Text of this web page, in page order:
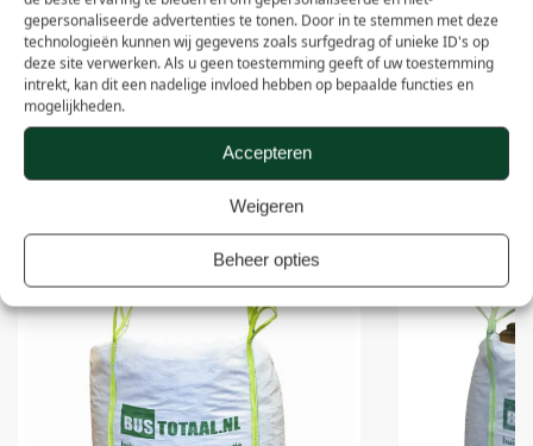
gepersonaliseerde advertenties te tonen. Door in te stemmen met deze
technologieën kunnen wij gegevens zoals surfgedrag of unieke ID's op
deze site verwerken. Als u geen toestemming geeft of uw toestemming
intrekt, kan dit een nadelige invloed hebben op bepaalde functies en
mogelijkheden.
Accepteren
Weigeren
Beheer opties
Anderen kochten ook
Materiaal Hout
Verzendwijze
Per palletzending, ook af te
halen!